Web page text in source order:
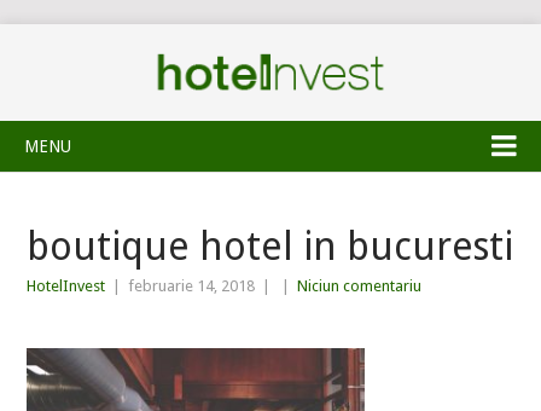
MENU
boutique hotel in bucuresti
HotelInvest februarie 14, 2018 Niciun comentariu